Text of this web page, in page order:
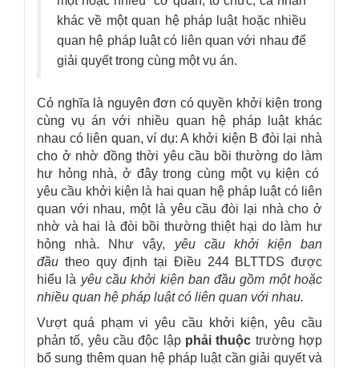
khác về một quan hệ pháp luật hoặc nhiều
quan hệ pháp luật có liên quan với nhau để
giải quyết trong cùng một vụ án.
Có nghĩa là nguyên đơn có quyền khởi kiện trong
cùng vụ án với nhiều quan hệ pháp luật khác
nhau có liên quan, ví dụ: A khởi kiện B đòi lại nhà
cho ở nhờ đồng thời yêu cầu bồi thường do làm
hư hỏng nhà, ở đây trong cùng một vụ kiện có
yêu cầu khởi kiện là hai quan hệ pháp luật có liên
quan với nhau, một là yêu cầu đòi lại nhà cho ở
nhờ và hai là đòi bồi thường thiệt hại do làm hư
hỏng nhà. Như vậy, yêu cầu khởi kiện ban
đầu theo quy định tại Điều 244 BLTTDS được
hiểu là yêu cầu khởi kiện ban đầu gồm một hoặc
nhiều quan hệ pháp luật có liên quan với nhau.
Vượt quá phạm vi yêu cầu khởi kiện, yêu cầu
phản tố, yêu cầu độc lập phải thuộc trường hợp
bổ sung thêm quan hệ pháp luật cần giải quyết và